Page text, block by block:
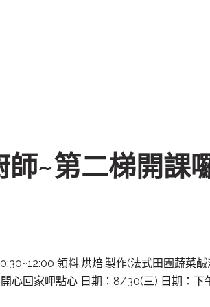
~第二梯開課
領料.烘焙,製作(法式田園蔬菜
心回家呷點心 日期：8/30(三) 日期：